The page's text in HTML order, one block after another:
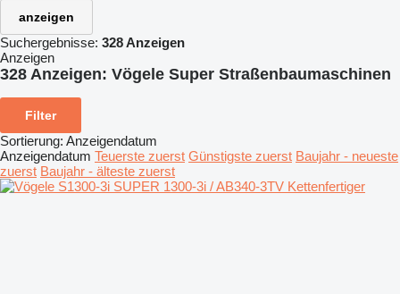
anzeigen
Suchergebnisse: 328 Anzeigen
Anzeigen
328 Anzeigen: Vögele Super Straßenbaumaschinen
Filter
Sortierung: Anzeigendatum
Anzeigendatum Teuerste zuerst Günstigste zuerst Baujahr - neueste
zuerst Baujahr - älteste zuerst